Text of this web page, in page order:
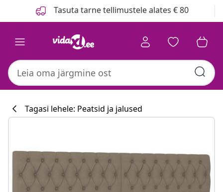
Tasuta tarne tellimustele alates € 80
Tagasi lehele: Peatsid ja jalused